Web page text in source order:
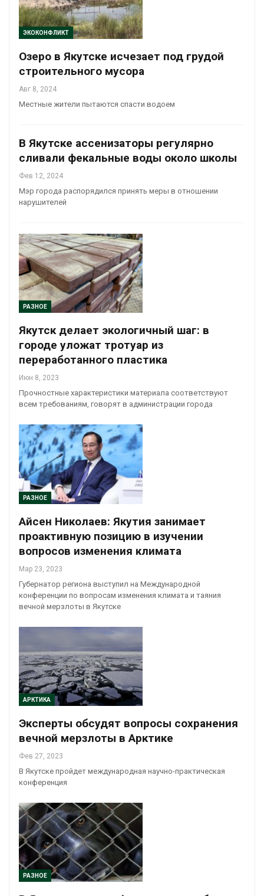
ЭКОКОНФЛИКТ
Озеро в Якутске исчезает под грудой
строительного мусора
Авг 8, 2024
Местные жители пытаются спасти водоем
В Якутске ассенизаторы регулярно
сливали фекальные воды около школы
Фев 12, 2024
Мэр города распорядился принять меры в отношении
нарушителей
РАЗНОЕ
Якутск делает экологичный шаг: в
городе уложат тротуар из
переработанного пластика
Июн 8, 2023
Прочностные характеристики материала соответствуют
всем требованиям, говорят в администрации города
РАЗНОЕ
Айсен Николаев: Якутия занимает
проактивную позицию в изучении
вопросов изменения климата
Мар 23, 2023
Губернатор региона выступил на Международной
конференции по вопросам изменения климата и таяния
вечной мерзлоты в Якутске
АРКТИКА
Эксперты обсудят вопросы сохранения
вечной мерзлоты в Арктике
Фев 27, 2023
В Якутске пройдет международная научно-практическая
конференция
РАЗНОЕ